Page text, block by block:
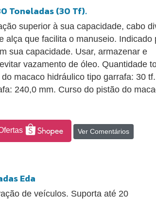
Toneladas (30 Tf).
superior à sua capacidade, cabo
alça que facilita o manuseio. Indicado
sua capacidade. Usar, armazenar e
vazamento de óleo. Quantidade
macaco hidráulico tipo garrafa: 30 tf.
240,0 mm. Curso do pistão do
Ver Comentários
Eda
de veículos. Suporta até 20